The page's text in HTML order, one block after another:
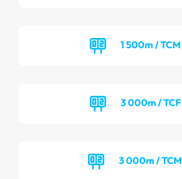
1 500m / TCM
3 000m / TCF
3 000m / TCM